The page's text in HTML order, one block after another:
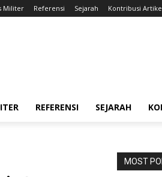
Militer Referensi Sejarah Kontribusi
REFERENSI SEJARAH
MOST